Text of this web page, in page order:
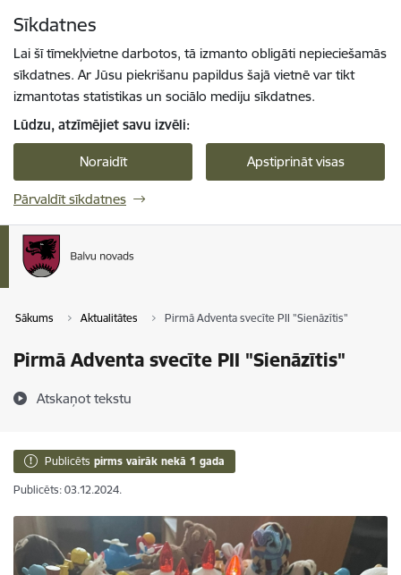
Sīkdatnes
Lai šī tīmekļvietne darbotos, tā izmanto obligāti nepieciešamās
sīkdatnes. Ar Jūsu piekrišanu papildus šajā vietnē var tikt
izmantotas statistikas un sociālo mediju sīkdatnes.
Lūdzu, atzīmējiet savu izvēli:
Noraidīt Apstiprināt visas
Pārvaldīt sīkdatnes
Sākums Aktualitātes Pirmā Adventa svecīte PII "Sienāzītis"
Pirmā Adventa svecīte PII "Sienāzītis"
Atskaņot tekstu
Publicēts pirms vairāk nekā 1 gada
Publicēts: 03.12.2024.